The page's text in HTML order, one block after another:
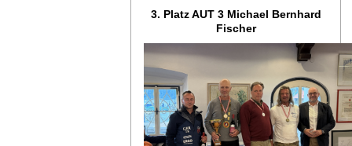
3. Platz AUT 3 Michael Bernhard
Fischer